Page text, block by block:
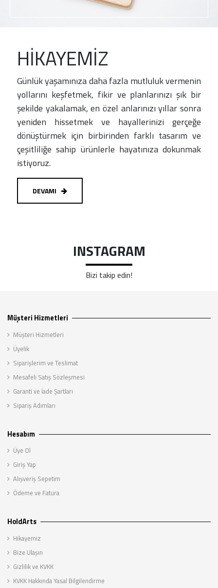
HİKAYEMİZ
Günlük yaşamınıza daha fazla mutluluk vermenin
yollarını keşfetmek, fikir ve planlarınızı şık bir
şekilde yakalamak, en özel anlarınızı yıllar sonra
yeniden hissetmek ve hayallerinizi gerçeğe
dönüştürmek için birbirinden farklı tasarım ve
çeşitliliğe sahip ürünlerle hayatınıza dokunmak
istiyoruz.
DEVAMI
INSTAGRAM
Bizi takip edin!
Müşteri Hizmetleri
Müşteri Hizmetleri
Üyelik
Siparişlerim ve Teslimat
Mesafeli Satış Sözleşmesi
Garanti ve İade Şartları
Sipariş Adımları
Hesabım
Üye Ol
Giriş Yap
Alışveriş Sepetim
Ödeme ve Fatura
HoldArts
Hikayemiz
Bize Ulaşın
Gizlilik ve KVKK
KVKK Hakkında Yasal Bilgilendirme